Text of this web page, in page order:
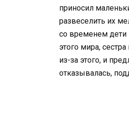
приносил
развеселить их
со временем дети
этого мира,
из-за этого, и
отказывалась,